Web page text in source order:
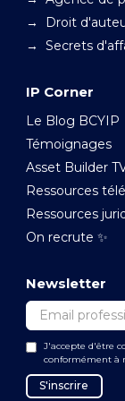
→ Droit
→ Secrets
IP Corner
Le Blog BCYIP
Témoignages
Asset Builder
Ressources
Ressources
On recrute ✨
Newsletter
J'accepte d'être
conformément à